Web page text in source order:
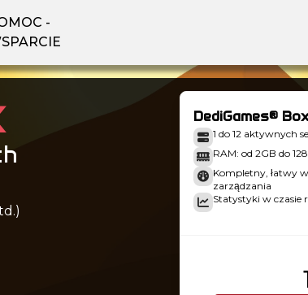
-
DediGames®
1 do 12 aktywnych
RAM: od 2GB do
Kompletny, łatwy
zarządzania
Statystyki w czasie